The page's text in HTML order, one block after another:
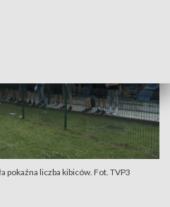
pokaźna liczba kibiców. Fot. TVP3